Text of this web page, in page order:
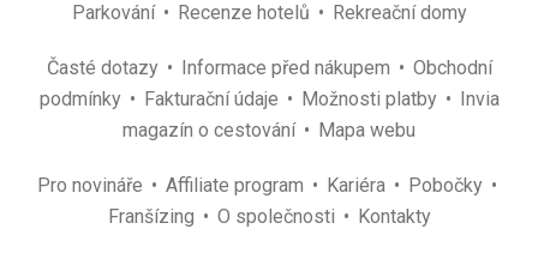
Parkování
Recenze hotelů Rekreační domy
Časté dotazy Informace před nákupem
Obchodní
podmínky
Fakturační údaje Možnosti platby
Invia
magazín o cestování
Mapa webu
Pro novináře Affiliate program Kariéra
Pobočky
Franšízing
O společnosti Kontakty